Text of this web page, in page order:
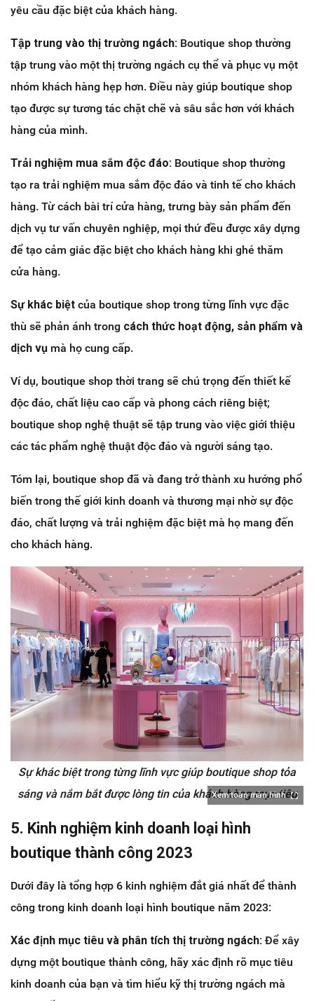
yêu cầu đặc biệt của khách hàng.
Tập trung vào thị trường ngách: Boutique shop thường
tập trung vào một thị trường ngách cụ thể và phục vụ một
nhóm khách hàng hẹp hơn. Điều này giúp boutique shop
tạo được sự tương tác chặt chẽ và sâu sắc hơn với khách
hàng của mình.
Trải nghiệm mua sắm độc đáo: Boutique shop thường
tạo ra trải nghiệm mua sắm độc đáo và tinh tế cho khách
hàng. Từ cách bài trí cửa hàng, trưng bày sản phẩm đến
dịch vụ tư vấn chuyên nghiệp, mọi thứ đều được xây dựng
để tạo cảm giác đặc biệt cho khách hàng khi ghé thăm
cửa hàng.
Sự khác biệt của boutique shop trong từng lĩnh vực đặc
thù sẽ phản ánh trong cách thức hoạt động, sản phẩm và
dịch vụ mà họ cung cấp.
Ví dụ, boutique shop thời trang sẽ chú trọng đến thiết kế
độc đáo, chất liệu cao cấp và phong cách riêng biệt;
boutique shop nghệ thuật sẽ tập trung vào việc giới thiệu
các tác phẩm nghệ thuật độc đáo và người sáng tạo.
Tóm lại, boutique shop đã và đang trở thành xu hướng phổ
biến trong thế giới kinh doanh và thương mại nhờ sự độc
đáo, chất lượng và trải nghiệm đặc biệt mà họ mang đến
cho khách hàng.
Xem toàn màn hình
Sự khác biệt trong từng lĩnh vực giúp boutique shop tỏa
sáng và nắm bắt được lòng tin của khách hàng mục tiêu
5. Kinh nghiệm kinh doanh loại hình
boutique thành công 2023
Dưới đây là tổng hợp 6 kinh nghiệm đắt giá nhất để thành
công trong kinh doanh loại hình boutique năm 2023:
Xác định mục tiêu và phân tích thị trường ngách: Để xây
dựng một boutique thành công, hãy xác định rõ mục tiêu
kinh doanh của bạn và tìm hiểu kỹ thị trường ngách mà